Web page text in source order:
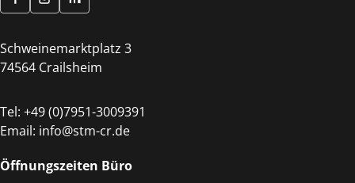
Schweinemarktplatz 3
74564 Crailsheim
Tel: +49 (0)7951-3009391
Email: info@stm-cr.de
Öffnungszeiten Büro